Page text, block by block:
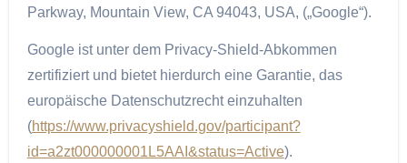
Parkway, Mountain View, CA 94043, USA, („Google“).
Google ist unter dem Privacy-Shield-Abkommen
zertifiziert und bietet hierdurch eine Garantie, das
europäische Datenschutzrecht einzuhalten
(https://www.privacyshield.gov/participant?
id=a2zt000000001L5AAI&status=Active).